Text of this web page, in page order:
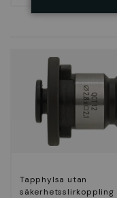
Tapphylsa utan
säkerhetsslirkoppling